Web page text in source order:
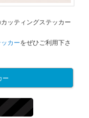
ッティングステッカー
カーをぜひご利用下さ
ー